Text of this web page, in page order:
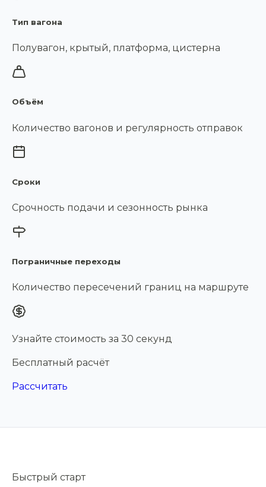
Тип вагона
Полувагон, крытый, платформа, цистерна
Объём
Количество вагонов и регулярность отправок
Сроки
Срочность подачи и сезонность рынка
Пограничные переходы
Количество пересечений границ на маршруте
Узнайте стоимость за 30 секунд
Бесплатный расчёт
Рассчитать
Быстрый старт